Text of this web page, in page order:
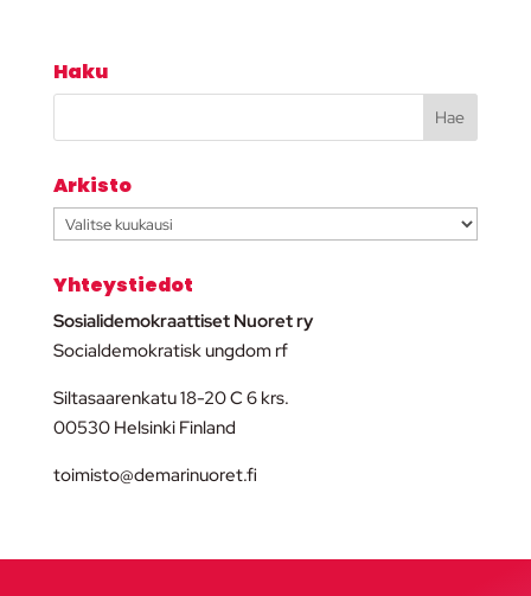
Haku
Arkisto
Arkisto
Yhteystiedot
Sosialidemokraattiset Nuoret ry
Socialdemokratisk ungdom rf
Siltasaarenkatu 18-20 C 6 krs.
00530 Helsinki Finland
toimisto@demarinuoret.fi